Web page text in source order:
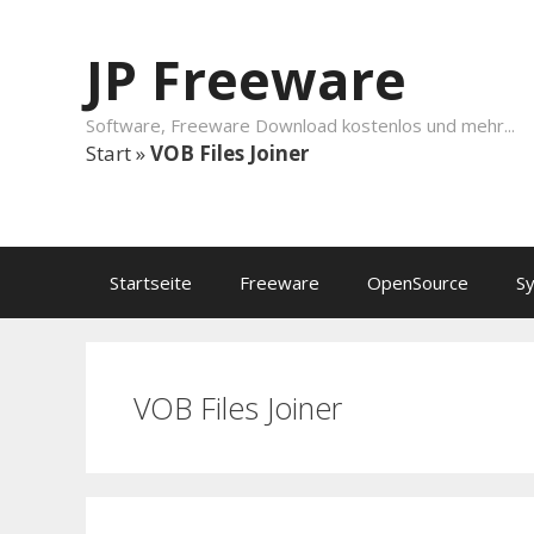
JP Freeware
Software, Freeware Download kostenlos und mehr...
Start»VOB Files Joiner
Startseite Freeware OpenSource
VOB Files Joiner